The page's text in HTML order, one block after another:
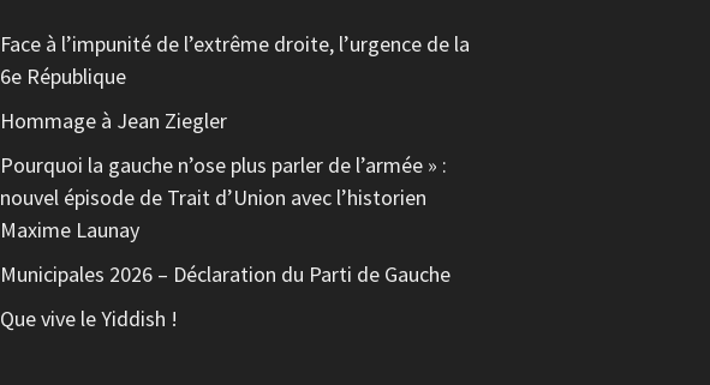
Face à l’impunité de l’extrême droite, l’urgence de la
6e République
Hommage à Jean Ziegler
Pourquoi la gauche n’ose plus parler de l’armée » :
nouvel épisode de Trait d’Union avec l’historien
Maxime Launay
Municipales 2026 – Déclaration du Parti de Gauche
Que vive le Yiddish !